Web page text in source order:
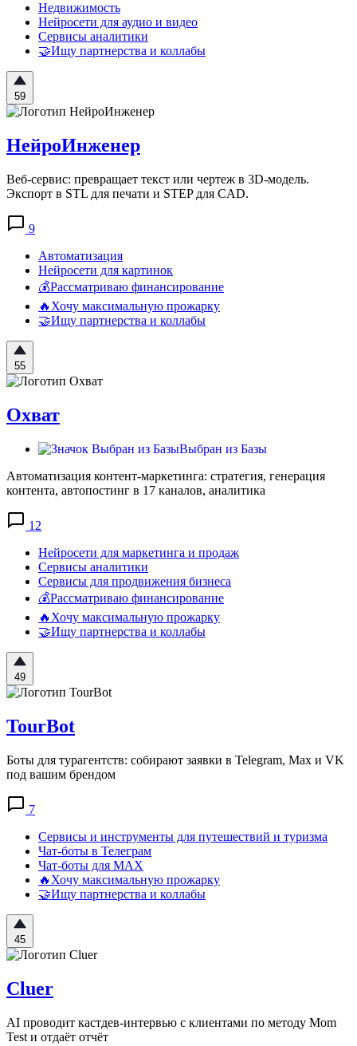
Недвижимость
Нейросети для аудио и видео
Сервисы аналитики
🤝Ищу партнерства и коллабы
59
НейроИнженер
Веб-сервис: превращает текст или чертеж в 3D-модель.
Экспорт в STL для печати и STEP для CAD.
9
Автоматизация
Нейросети для картинок
💰Рассматриваю финансирование
🔥Хочу максимальную прожарку
🤝Ищу партнерства и коллабы
55
Охват
Выбран из Базы
Автоматизация контент-маркетинга: стратегия, генерация
контента, автопостинг в 17 каналов, аналитика
12
Нейросети для маркетинга и продаж
Сервисы аналитики
Сервисы для продвижения бизнеса
💰Рассматриваю финансирование
🔥Хочу максимальную прожарку
🤝Ищу партнерства и коллабы
49
TourBot
Боты для турагентств: собирают заявки в Telegram, Max и VK
под вашим брендом
7
Сервисы и инструменты для путешествий и туризма
Чат-боты в Телеграм
Чат-боты для MAX
🔥Хочу максимальную прожарку
🤝Ищу партнерства и коллабы
45
Cluer
AI проводит кастдев-интервью с клиентами по методу Mom
Test и отдаёт отчёт